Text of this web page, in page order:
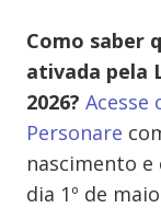
Como saber
ativada pela
2026? Acesse
Personare
nascimento
dia 1º de